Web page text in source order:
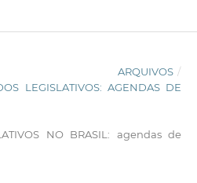
ARQUIVOS /
LEGISLATIVOS: AGENDAS DE
NO BRASIL: agendas de